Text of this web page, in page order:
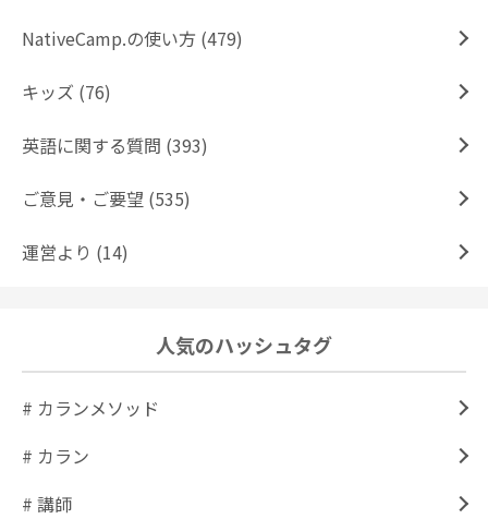
NativeCamp.の使い方 (479)
キッズ (76)
英語に関する質問 (393)
ご意見・ご要望 (535)
運営より (14)
人気のハッシュタグ
# カランメソッド
# カラン
# 講師